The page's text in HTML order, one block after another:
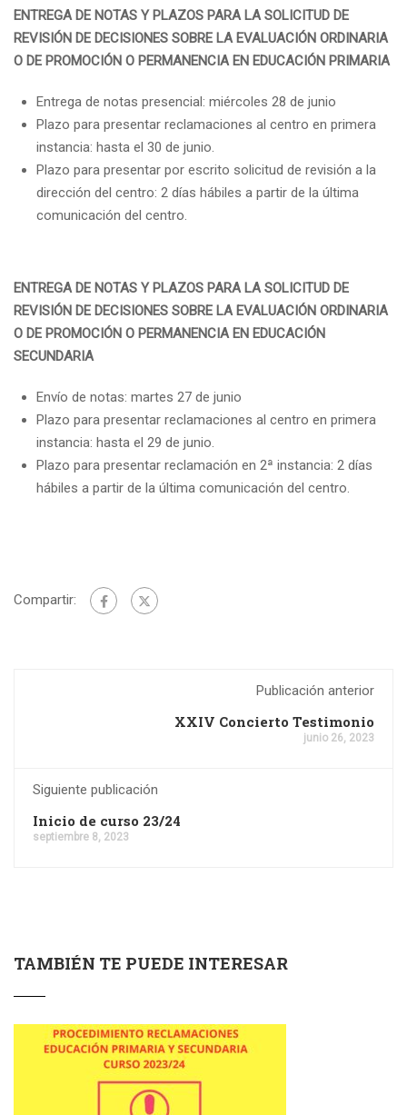
ENTREGA DE NOTAS Y PLAZOS PARA LA SOLICITUD DE
REVISIÓN DE DECISIONES SOBRE LA EVALUACIÓN ORDINARIA
O DE PROMOCIÓN O PERMANENCIA EN EDUCACIÓN PRIMARIA
Entrega de notas presencial: miércoles 28 de junio
Plazo para presentar reclamaciones al centro en primera
instancia: hasta el 30 de junio.
Plazo para presentar por escrito solicitud de revisión a la
dirección del centro: 2 días hábiles a partir de la última
comunicación del centro.
ENTREGA DE NOTAS Y PLAZOS PARA LA SOLICITUD DE
REVISIÓN DE DECISIONES SOBRE LA EVALUACIÓN ORDINARIA
O DE PROMOCIÓN O PERMANENCIA EN EDUCACIÓN
SECUNDARIA
Envío de notas: martes 27 de junio
Plazo para presentar reclamaciones al centro en primera
instancia: hasta el 29 de junio.
Plazo para presentar reclamación en 2ª instancia: 2 días
hábiles a partir de la última comunicación del centro.
Compartir:
Publicación anterior
XXIV Concierto Testimonio
junio 26, 2023
Siguiente publicación
Inicio de curso 23/24
septiembre 8, 2023
TAMBIÉN TE PUEDE INTERESAR